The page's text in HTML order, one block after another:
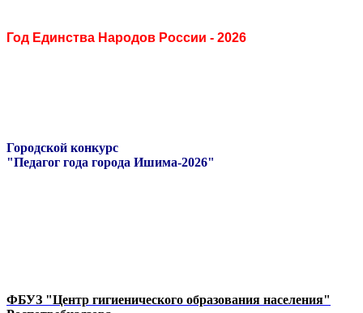
Год Единства Народов России - 2026
Городской конкурс
"Педагог года города Ишима-2026"
ФБУЗ "Центр гигиенического образования населения"